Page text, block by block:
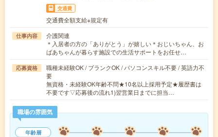
交通費
交通費全額支給※規定有
仕事内容
介護関連
＊入居者の方の「ありがとう」が嬉しい＊おじいちゃん、お
ばあちゃんが暮らす施設での生活サポートをお任せ…
応募資格
職種未経験OK / ブランクOK / パソコンスキル不要 / 英語力不
要
無資格・未経験OK年齢不問★10名以上採用予定★履歴書は
不要です▽応募後の流れ1)翌営業日までに担当…
職場の雰囲気
年齢層